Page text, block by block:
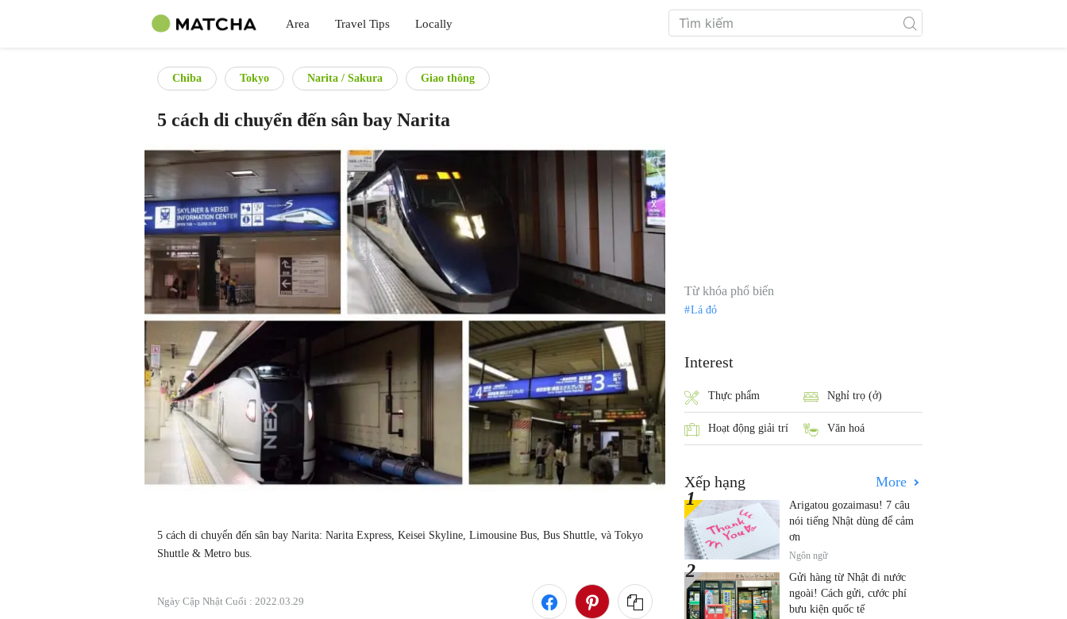
Area Travel Tips Locally
Chiba Tokyo Narita / Sakura Giao thông
5 cách di chuyển đến sân bay Narita
5 cách di chuyển đến sân bay Narita: Narita Express, Keisei Skyline, Limousine Bus, Bus Shuttle, và Tokyo
Shuttle & Metro bus.
Ngày Cập Nhật Cuối : 2022.03.29
Từ khóa phổ biến
Lá đỏ
Interest
Thực phẩm Nghỉ trọ (ở)
Hoạt động giải trí Văn hoá
Xếp hạng More
Arigatou gozaimasu! 7 câu
nói tiếng Nhật dùng để cảm
ơn
Ngôn ngữ
Gửi hàng từ Nhật đi nước
ngoài! Cách gửi, cước phí
bưu kiện quốc tế